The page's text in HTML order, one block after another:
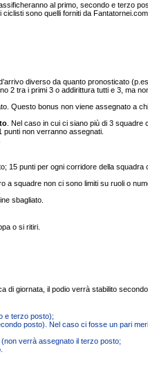
al primo, secondo e terzo
sono quelli forniti da Fantatornei.com
diverso da quanto pronosticato
2 tra i primi 3 o addirittura tutti e 3, ma
Questo bonus non viene assegnato a chi
. Nel caso in cui ci siano più di 3 squadre
non verranno assegnati.
15 punti per ogni corridore della squadra
a squadre non ci sono limiti su ruoli o
sbagliato.
o si ritiri.
di giornata, il podio verrà stabilito
e terzo posto);
posto). Nel caso ci fosse un pari
verrà assegnato il terzo posto;